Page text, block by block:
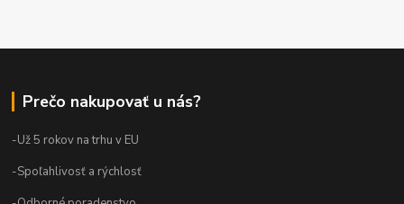
Prečo nakupovať u nás?
-Už 5 rokov na trhu v EU
-Spoľahlivosť a rýchlosť